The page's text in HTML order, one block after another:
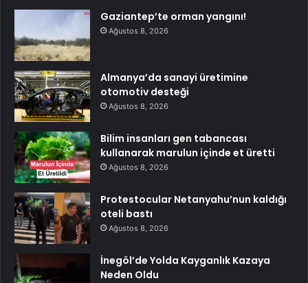
Gaziantep’te orman yangını!
Ağustos 8, 2026
Almanya’da sanayi üretimine
otomotiv desteği
Ağustos 8, 2026
Bilim insanları gen tabancası
kullanarak marulun içinde et üretti
Ağustos 8, 2026
Protestocular Netanyahu’nun kaldığı
oteli bastı
Ağustos 8, 2026
İnegöl’de Yolda Kayganlık Kazaya
Neden Oldu